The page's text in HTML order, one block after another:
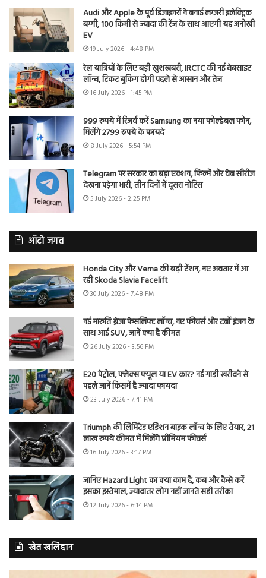
Audi और Apple के पूर्व डिजाइनरों ने बनाई लग्जरी इलेक्ट्रिक
बग्गी, 100 किमी से ज्यादा की रेंज के साथ आएगी यह अनोखी
EV
19 July 2026 - 4:48 PM
रेल यात्रियों के लिए बड़ी खुशखबरी, IRCTC की नई वेबसाइट
लॉन्च, टिकट बुकिंग होगी पहले से आसान और तेज
16 July 2026 - 1:45 PM
999 रुपये में रिजर्व करें Samsung का नया फोल्डेबल फोन,
मिलेंगे 2799 रुपये के फायदे
8 July 2026 - 5:54 PM
Telegram पर सरकार का बड़ा एक्शन, फिल्में और वेब सीरीज
देखना पड़ेगा भारी, तीन दिनों में दूसरा नोटिस
5 July 2026 - 2:25 PM
ऑटो जगत
Honda City और Verna की बढ़ी टेंशन, नए अवतार में आ
रही Skoda Slavia Facelift
30 July 2026 - 7:48 PM
नई मारुति ब्रेजा फेसलिफ्ट लॉन्च, नए फीचर्स और टर्बो इंजन के
साथ आई SUV, जानें क्या है कीमत
26 July 2026 - 3:56 PM
E20 पेट्रोल, फ्लेक्स फ्यूल या EV कार? नई गाड़ी खरीदने से
पहले जानें किसमें है ज्यादा फायदा
23 July 2026 - 7:41 PM
Triumph की लिमिटेड एडिशन बाइक लॉन्च के लिए तैयार, 21
लाख रुपये कीमत में मिलेंगे प्रीमियम फीचर्स
16 July 2026 - 3:17 PM
जानिए Hazard Light का क्या काम है, कब और कैसे करें
इसका इस्तेमाल, ज्यादातर लोग नहीं जानते सही तरीका
12 July 2026 - 6:14 PM
खेत खलिहान